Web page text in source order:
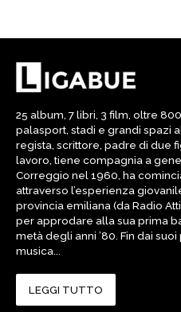
25 album, 7 libri, 3 film, oltre
palasport, stadi e grandi spazi
regista, scrittore, padre di due
lavoro, tiene compagnia a
Correggio nel 1960, ha
attraverso l’esperienza
provincia emiliana (da Radio
per approdare alla sua prima
metà degli anni ’80. Fin dai
musica...
LEGGI TUTTO